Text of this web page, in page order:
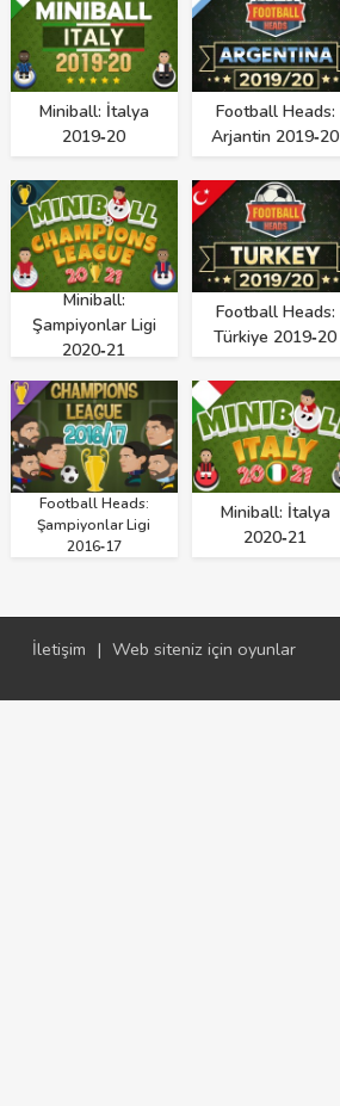
Miniball: İtalya
2019‑20
Football Heads:
Arjantin 2019‑20
Miniball:
Şampiyonlar Ligi
2020‑21
Football Heads:
Türkiye 2019‑20
Football Heads:
Şampiyonlar Ligi
2016‑17
Miniball: İtalya
2020‑21
İletişim | Web siteniz için oyunlar